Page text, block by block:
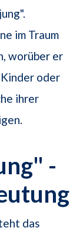
im Traum
worüber er
oder
ihrer
-
das